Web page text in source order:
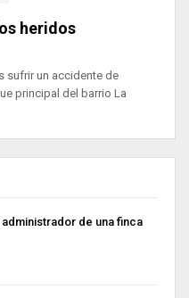
heridos
sufrir un accidente de
principal del barrio La
administrador de una finca